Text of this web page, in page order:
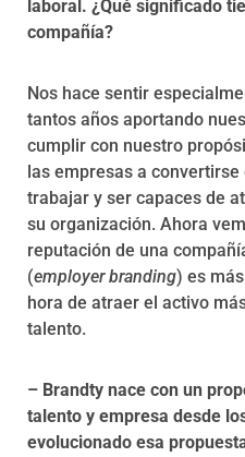
laboral. ¿Qué significado
compañía?
Nos hace sentir
tantos años aportando
cumplir con nuestro
las empresas a
trabajar y ser capaces de
su organización. Ahora
reputación de una
(employer branding) es
hora de atraer el activo
talento.
– Brandty nace con un
talento y empresa desde
evolucionado esa